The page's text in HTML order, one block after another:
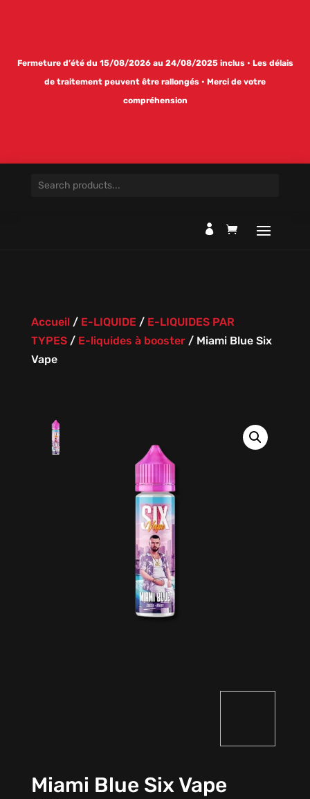
Fermeture d’été du 15/08/2026 au 24/08/2025 inclus • Les délais
de traitement peuvent être rallongés • Merci de votre
compréhension

Accueil/ E-LIQUIDE/ E-LIQUIDES PAR
TYPES/ E-liquides à booster/ Miami Blue Six
Vape
Miami Blue Six Vape